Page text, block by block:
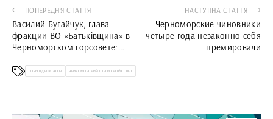
ПОПЕРЕДНЯ СТАТТЯ
Василий Бугайчук, глава
фракции ВО «Батьківщина» в
Черноморском горсовете:
депутатскому корпусу не
НАСТУПНА СТАТТЯ
Черноморские чиновники
четыре года незаконно себя
премировали
ОТЗЫВ ДЕПУТАТОВ ЧЕРНОМОРСКИЙ ГОРОДСКОЙ СОВЕТ